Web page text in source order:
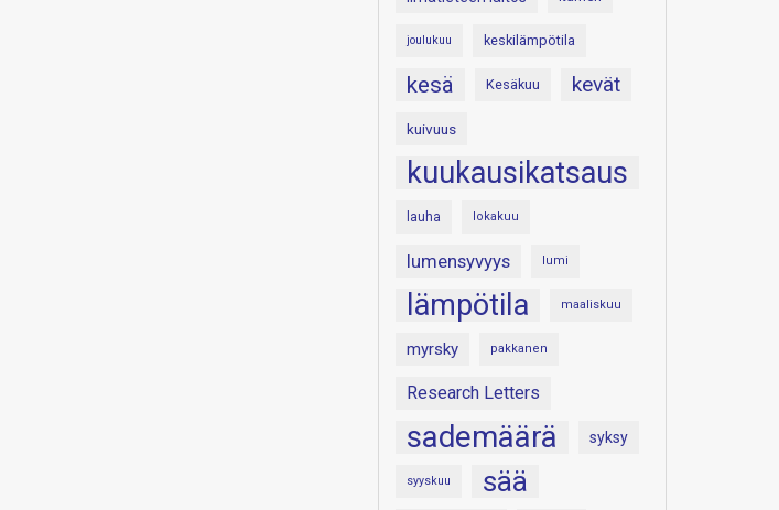
joulukuu keskilämpötila
kesä Kesäkuu kevät
kuivuus
kuukausikatsaus
lauha lokakuu
lumensyvyys lumi
lämpötila maaliskuu
myrsky pakkanen
Research Letters
sademäärä syksy
syyskuu sää